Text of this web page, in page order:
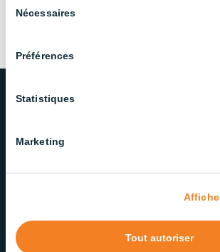
duNécessaires
Préférences
Statistiques
Marketing
Tout autoriser
Tubes LED étanches
LA QUALITÉ ET LE SERVICE
qualité, notre équipe dévouée veille